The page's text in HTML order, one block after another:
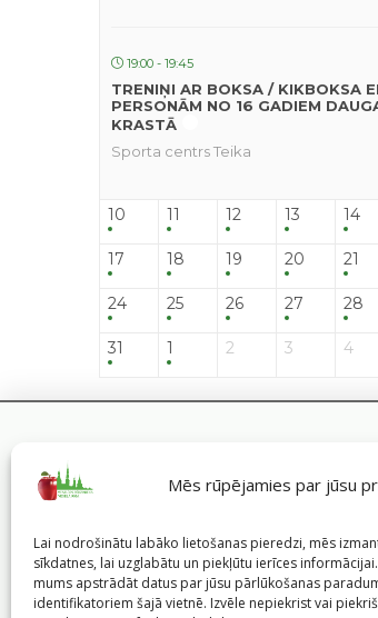
Mēs rūpējamies par jūsu
Lai nodrošinātu labāko lietošanas pieredzi, mēs
sīkdatnes, lai uzglabātu un piekļūtu ierīces
mums apstrādāt datus par jūsu pārlūkošanas
identifikatoriem šajā vietnē. Izvēle nepiekrist vai
19:00 - 19:45
TRENIŅI AR BOKSA / KIKBOKSA
PERSONĀM NO 16 GADIEM
KRASTĀ
Sporta centrs Teika
10 11 12 13 14
17 18 19 20 21
24 25 26 27 28
31 1 2 3 4